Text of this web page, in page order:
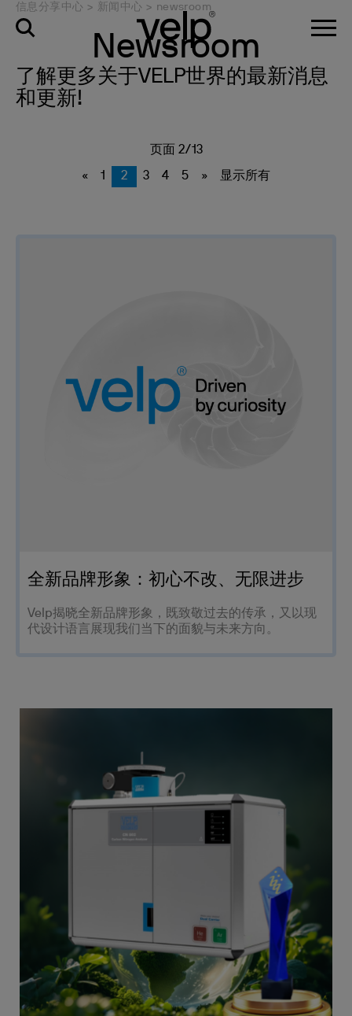
信息分享中心 > 新闻中心 > newsroom
Newsroom
了解更多关于VELP世界的最新消息
和更新!
页面 2/13
« 1 2 3 4 5 » 显示所有
全新品牌形象：初心不改、无限进步
Velp揭晓全新品牌形象，既致敬过去的传承，又以现
代设计语言展现我们当下的面貌与未来方向。